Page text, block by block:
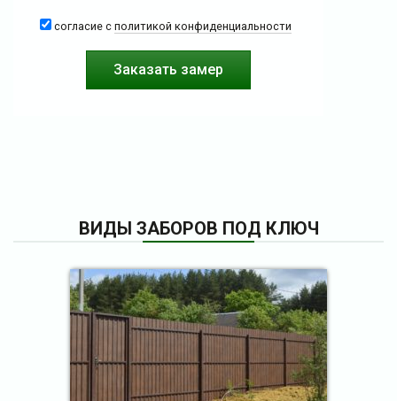
согласие с политикой конфиденциальности
ВИДЫ ЗАБОРОВ ПОД КЛЮЧ